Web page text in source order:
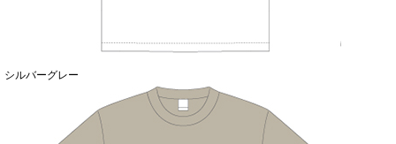
シルバーグレー